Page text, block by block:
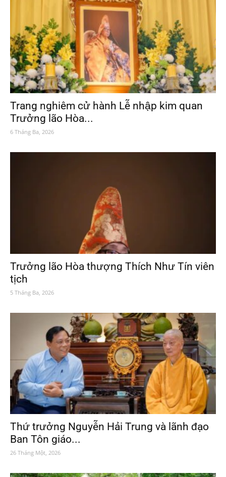
Trang nghiêm cử hành Lễ nhập kim quan
Trưởng lão Hòa...
6 Tháng Ba, 2026
Trưởng lão Hòa thượng Thích Như Tín viên
tịch
5 Tháng Ba, 2026
Thứ trưởng Nguyễn Hải Trung và lãnh đạo
Ban Tôn giáo...
26 Tháng Một, 2026